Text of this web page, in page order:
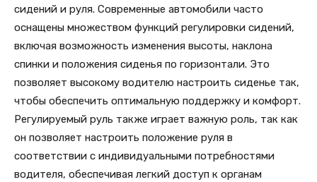
сидений и руля. Современные автомобили часто
оснащены множеством функций регулировки сидений,
включая возможность изменения высоты, наклона
спинки и положения сиденья по горизонтали. Это
позволяет высокому водителю настроить сиденье так,
чтобы обеспечить оптимальную поддержку и комфорт.
Регулируемый руль также играет важную роль, так как
он позволяет настроить положение руля в
соответствии с индивидуальными потребностями
водителя, обеспечивая легкий доступ к органам